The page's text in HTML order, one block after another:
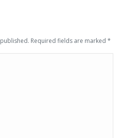
Required fields are marked *